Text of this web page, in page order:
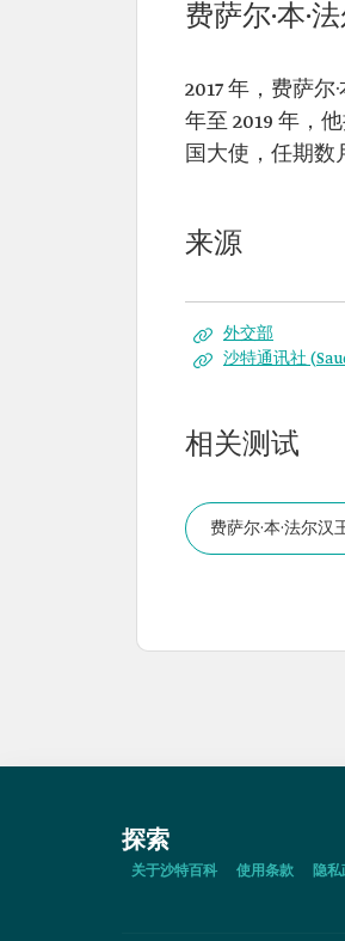
费萨尔·本·
2017 年，费萨
年至 2019 年，
国大使，任期数
来源
外交部
沙特通讯社
相关测试
费萨尔·本·法尔
探索
关于沙特百科 使用条款 隐